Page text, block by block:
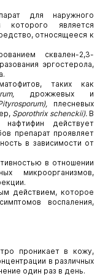
для наружного
которого является
относящееся к
сквален-2,3-
эргостерола,
таких как
дрожжевых и
плесневых
Sporothrix schenckii).В
действует
препарат проявляет
в зависимости от
в отношении
микроорганизмов,
действием, которое
воспаления,
проникает в кожу,
в различных
один раз в день.